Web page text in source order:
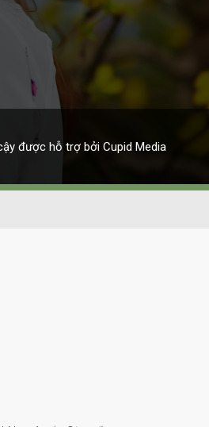
được hỗ trợ bởi Cupid Media